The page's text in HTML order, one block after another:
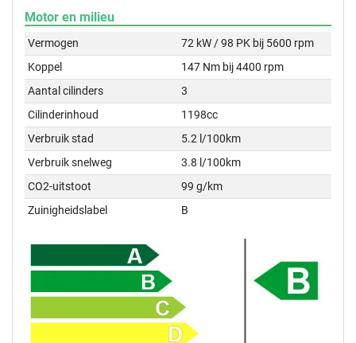
Motor en milieu
Vermogen
72 kW / 98 PK bij 5600 rpm
Koppel
147 Nm bij 4400 rpm
Aantal cilinders
3
Cilinderinhoud
1198cc
Verbruik stad
5.2 l/100km
Verbruik snelweg
3.8 l/100km
CO2-uitstoot
99 g/km
Zuinigheidslabel
B